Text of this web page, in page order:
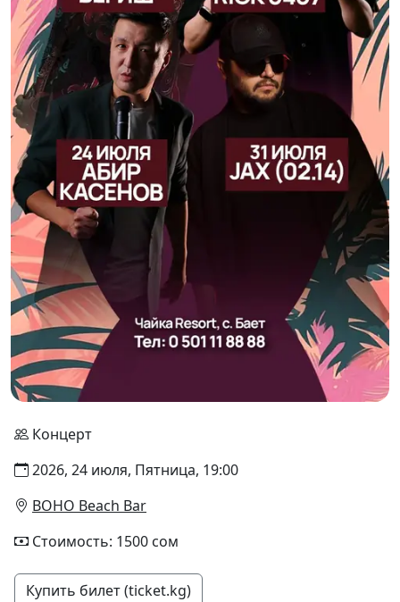
Концерт
2026, 24 июля, Пятница, 19:00
BOHO Beach Bar
Стоимость: 1500 сом
Купить билет (ticket.kg)